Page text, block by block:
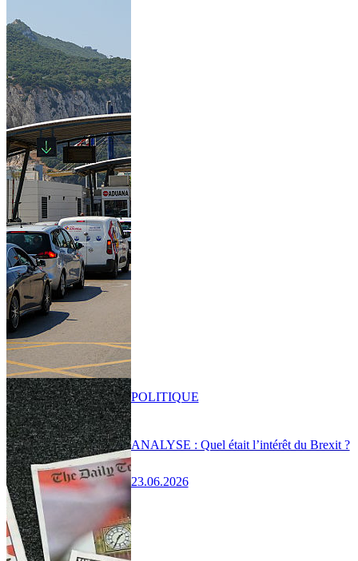
ANALYSE : Quel était l’intérêt du Brexit ?
23.06.2026
POLITIQUE